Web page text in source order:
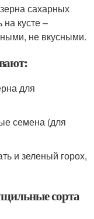
сахарных
на кусте –
не вкусными.
для
семена (для
и зеленый горох,
сорта